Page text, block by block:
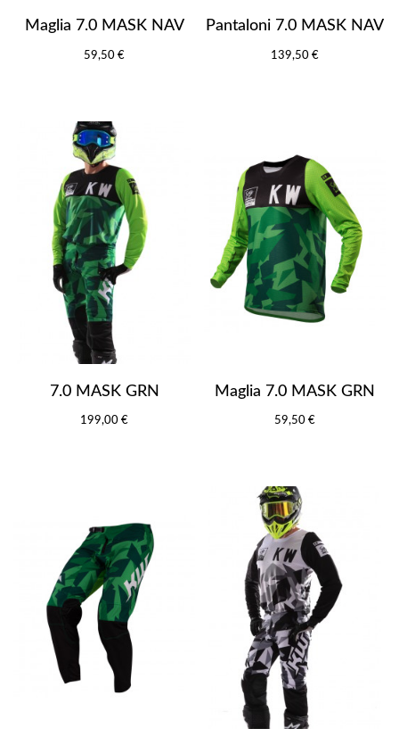
Maglia 7.0 MASK NAV
59,50 €
Pantaloni 7.0 MASK NAV
139,50 €
7.0 MASK GRN
199,00 €
Maglia 7.0 MASK GRN
59,50 €